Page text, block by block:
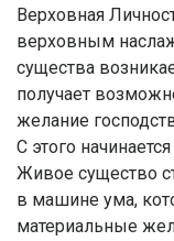
Верховная
верховным
существа
получает
желание
С этого
Живое существо
в машине ума,
материальные